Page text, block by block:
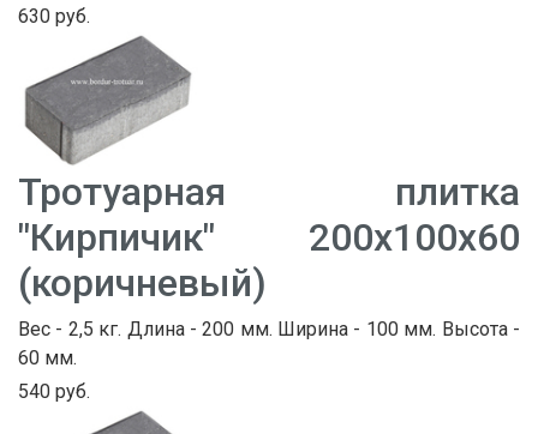
630 руб.
Тротуарная плитка
"Кирпичик" 200х100х60
(коричневый)
Вес - 2,5 кг. Длина - 200 мм. Ширина - 100 мм. Высота -
60 мм.
540 руб.